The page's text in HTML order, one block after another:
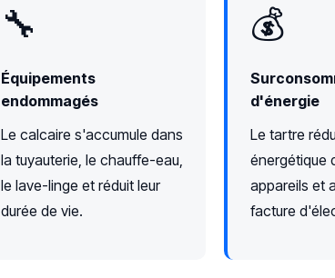
🔧
Équipements
endommagés
Le calcaire s'accumule dans
la tuyauterie, le chauffe-eau,
le lave-linge et réduit leur
durée de vie.
💰
d'énergie
Le tartre
énergétique
appareils et
facture